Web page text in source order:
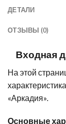
ДЕТАЛИ
ОТЗЫВЫ (0)
Входная
На этой
«Аркадия».
Основные